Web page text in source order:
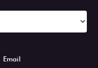
Email